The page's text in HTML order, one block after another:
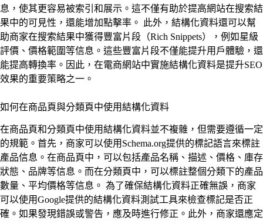
息，使其更容易被索引和展示。這不僅有助於提高網站在搜索結
果中的可見性，還能增加點擊率。 此外，結構化資料還可以幫
助商家在搜索結果中獲得豐富片段（Rich Snippets），例如星級
評價、價格範圍等信息。這些豐富片段不僅能提升用戶體驗，還
能提高轉換率。因此，在電商網站中實施結構化資料是提升SEO
效果的重要策略之一。
如何在商品頁與分類頁中使用結構化資料
在商品頁和分類頁中使用結構化資料並不複雜，但需要遵循一定
的規範。首先，商家可以使用Schema.org提供的標記語言來標註
產品信息。在商品頁中，可以包括產品名稱、描述、價格、庫存
狀態、品牌等信息。而在分類頁中，可以標註整個分類下的產品
數量、平均價格等信息。 為了確保結構化資料正確無誤，商家
可以使用Google提供的結構化資料測試工具來檢查標記是否正
確。如果發現錯誤或警告，應及時進行修正。此外，商家還應定